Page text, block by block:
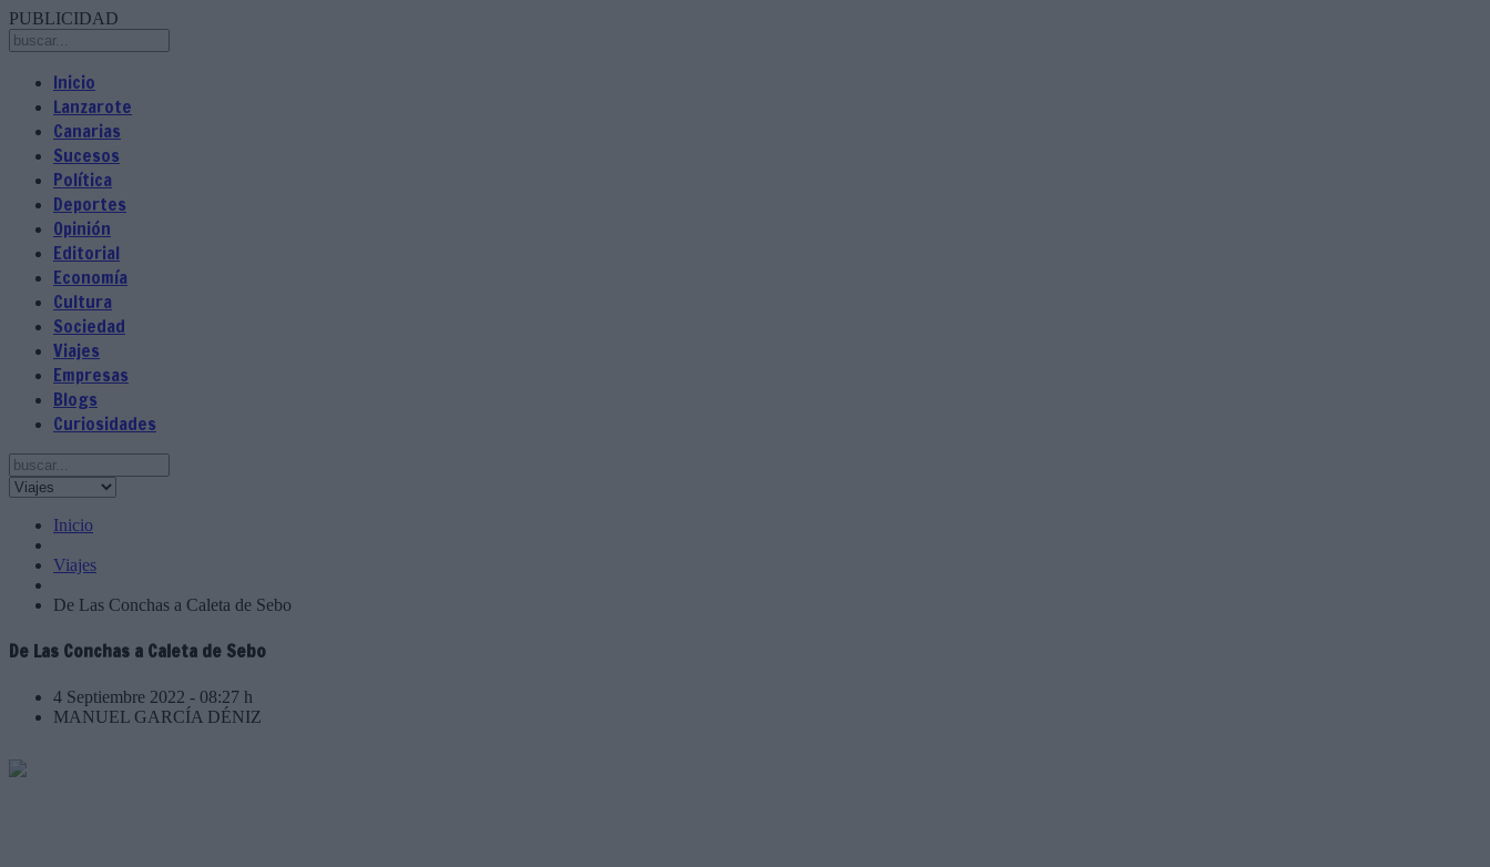
PUBLICIDAD
Inicio
Lanzarote
Canarias
Sucesos
Política
Deportes
Opinión
Editorial
Economía
Cultura
Sociedad
Viajes
Empresas
Blogs
Curiosidades
Inicio
Viajes
De Las Conchas a Caleta de Sebo
De Las Conchas a Caleta de Sebo
4 Septiembre 2022 - 08:27 h
MANUEL GARCÍA DÉNIZ